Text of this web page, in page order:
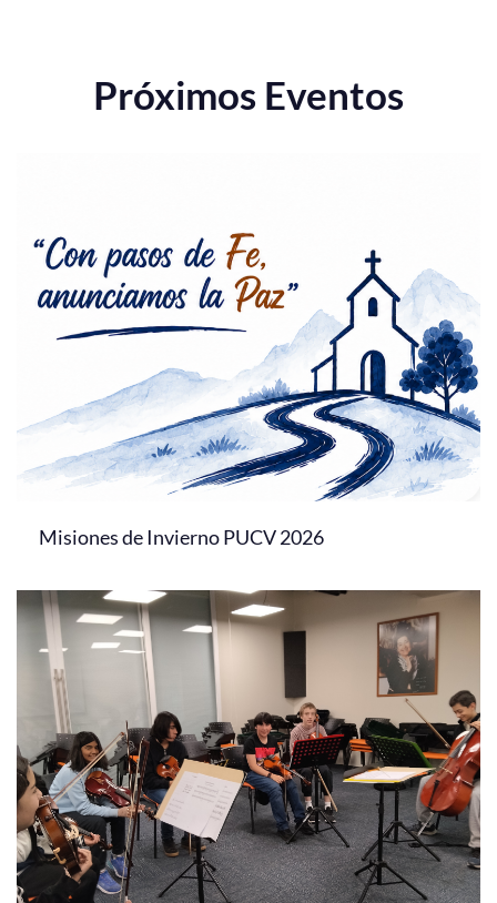
Próximos Eventos
Misiones de Invierno PUCV 2026